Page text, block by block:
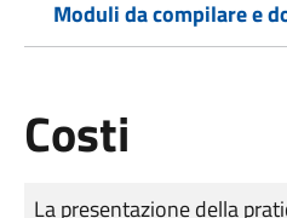
Moduli da compilare e
Costi
Tipo di pagamento
Importo
La presentazione della